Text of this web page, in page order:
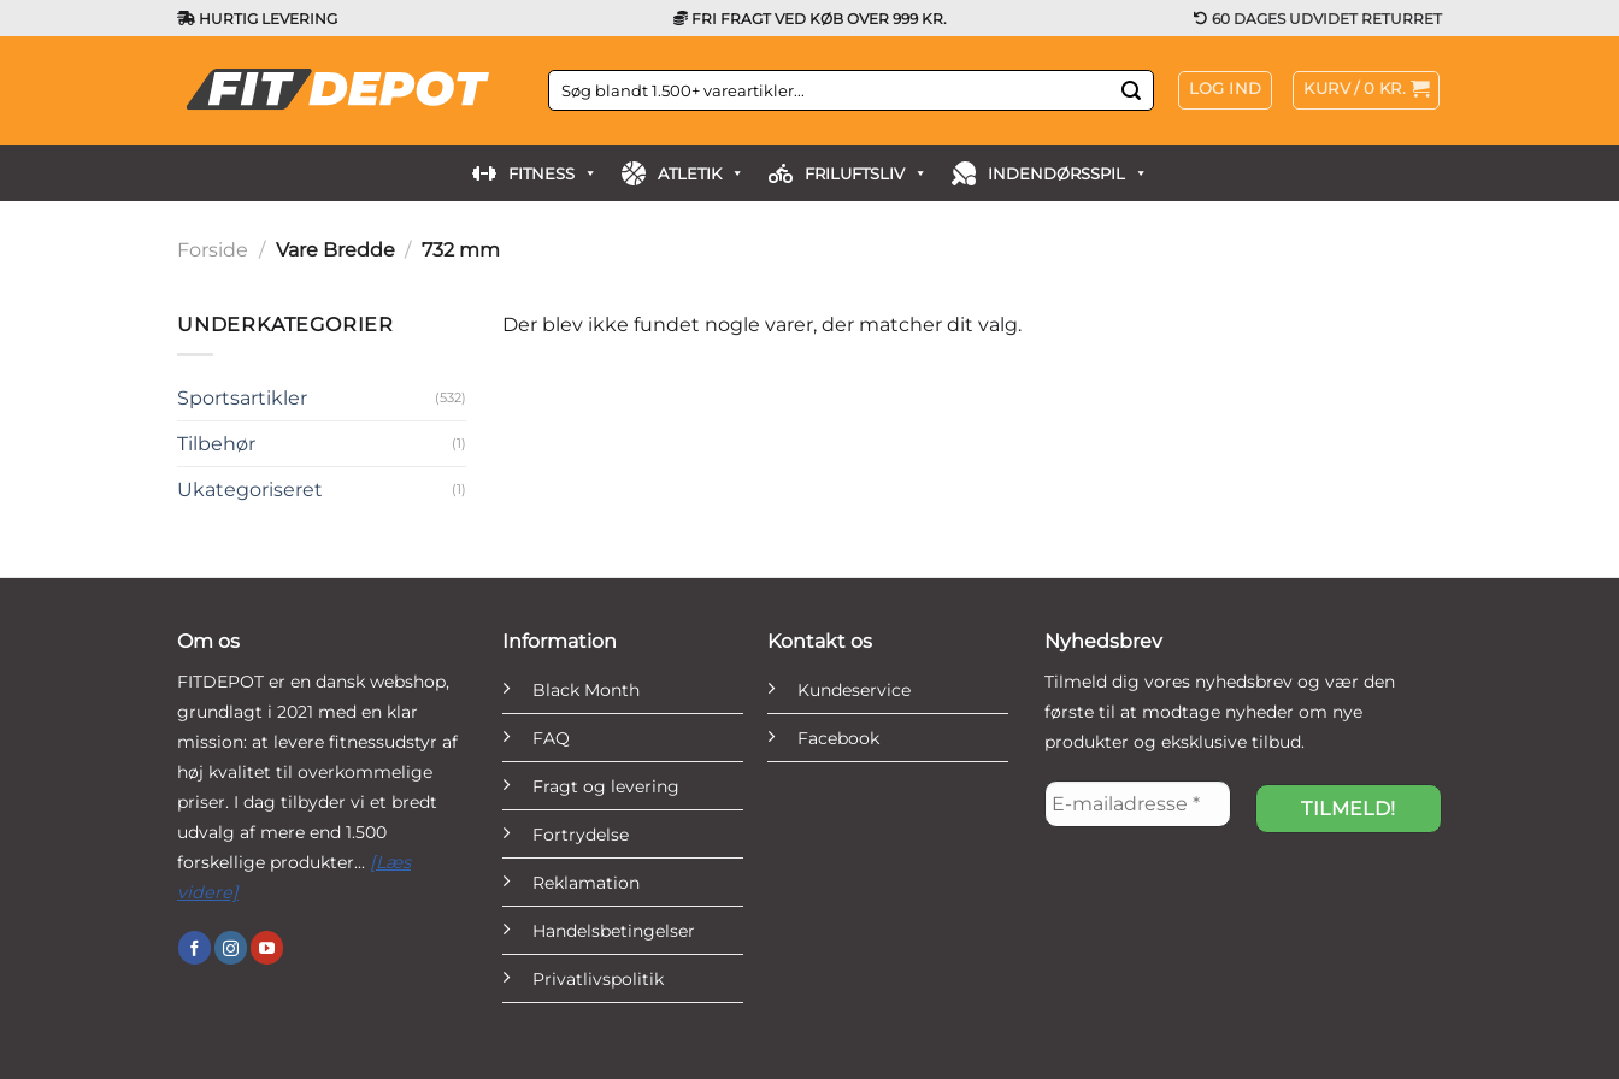
til
HURTIG LEVERING FRI FRAGT VED KØB OVER 999 KR. 60 DAGES UDVIDET RETURRET
Søg
efter:
LOG IND KURV /0 KR.
FITNESS ATLETIK FRILUFTSLIV INDENDØRSSPIL
Forside / Vare Bredde / 732 mm
UNDERKATEGORIER
Sportsartikler (532)
Tilbehør (1)
Ukategoriseret (1)
Der blev ikke fundet nogle varer, der matcher dit valg.
Om os
FITDEPOT er en dansk webshop,
grundlagt i 2021 med en klar
mission: at levere fitnessudstyr af
høj kvalitet til overkommelige
priser. I dag tilbyder vi et bredt
udvalg af mere end 1.500
forskellige produkter... [Læs
videre]
Information
Black Month
FAQ
Fragt og levering
Fortrydelse
Reklamation
Handelsbetingelser
Privatlivspolitik
Kontakt os
Kundeservice
Facebook
Nyhedsbrev
Tilmeld dig vores nyhedsbrev og vær den
første til at modtage nyheder om nye
produkter og eksklusive tilbud.
E-
mailadresse